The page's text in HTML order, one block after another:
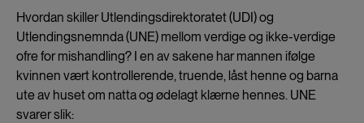
Hvordan skiller Utlendingsdirektoratet (UDI) og
Utlendingsnemnda (UNE) mellom verdige og ikke-verdige
ofre for mishandling? I en av sakene har mannen ifølge
kvinnen vært kontrollerende, truende, låst henne og barna
ute av huset om natta og ødelagt klærne hennes. UNE
svarer slik: